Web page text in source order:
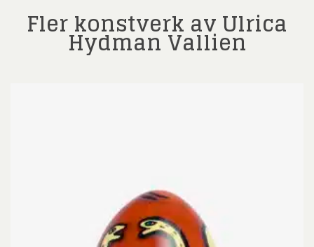
Fler konstverk av Ulrica
Hydman Vallien